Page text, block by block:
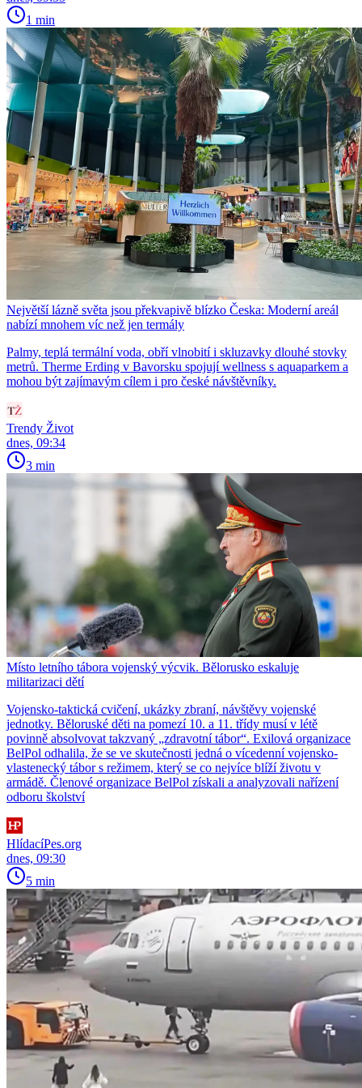
1 min
Největší lázně světa jsou překvapivě blízko Česka: Moderní areál
nabízí mnohem víc než jen termály
Palmy, teplá termální voda, obří vlnobití i skluzavky dlouhé stovky
metrů. Therme Erding v Bavorsku spojují wellness s aquaparkem a
mohou být zajímavým cílem i pro české návštěvníky.
Trendy Život
dnes, 09:34
3 min
Místo letního tábora vojenský výcvik. Bělorusko eskaluje
militarizaci dětí
Vojensko-taktická cvičení, ukázky zbraní, návštěvy vojenské
jednotky. Běloruské děti na pomezí 10. a 11. třídy musí v létě
povinně absolvovat takzvaný „zdravotní tábor“. Exilová organizace
BelPol odhalila, že se ve skutečnosti jedná o vícedenní vojensko-
vlastenecký tábor s režimem, který se co nejvíce blíží životu v
armádě. Členové organizace BelPol získali a analyzovali nařízení
odboru školství
HlídacíPes.org
dnes, 09:30
5 min